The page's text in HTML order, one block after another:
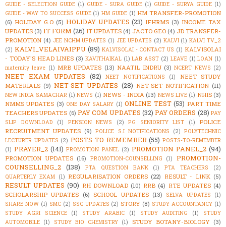
GUIDE - SELECTION GUIDE (1) GUIDE - SURA GUIDE (1) GUIDE - SURYA GUIDE (1)
GUIDE - WAY TO SUCCESS GUIDE (1) HM GUIDE (1) HM TRANSFER-PROMOTION
(6) HOLIDAY G.O (5) HOLIDAY UPDATES (23) IFHRMS (3) INCOME TAX
UPDATES (3) IT FORM (26) IT UPDATES (4) JACTO GEO (4) JD TRANSFER-
PROMOTION (4) JEE NCHM UPDATES (1) JEE UPDATES (2) KALVI (1) KALVI TV_2
(2) KALVI_VELAIVAIPPU (89) KALVISOLAI - CONTACT US (1) KALVISOLAI
- TODAY'S HEAD LINES (3) KAVITHAIKAL (1) LAB ASST (2) LEAVE (1) LOAN (1)
maternity leave (1) MRB UPDATES (13) NAATIL INDRU (3) NCERT NEWS (2)
NEET EXAM UPDATES (82) NEET NOTIFICATIONS (1)
NEET STUDY
MATERIALS (9) NET-SET UPDATES (28) NET-SET NOTIFICATION (11)
NEW INDIA SAMACHAR (1) NEWS (1) NEWS - INDIA (13) NEWS LIVE (1) NHIS (3)
NMMS UPDATES (3) ONE DAY SALARY (1) ONLINE TEST (53) PART TIME
TEACHERS UPDATES (6) PAY COM UPDATES (32) PAY ORDERS (28) PAY
SLIP DOWNLOAD
(1) PENSION NEWS (2) PG SENIORITY LIST (1)
POLICE
RECRUITMENT UPDATES (9) POLICE S.I NOTIFICATIONS (2) POLYTECHNIC
LECTURER UPDATES (2) POSTS TO REMEMBER (55) POSTS-TO-REMEMBER
(1) PRAYER_2 (141) PROMOTION PANEL (2) PROMOTION PANEL_2 (94)
PROMOTION UPDATES (16) PROMOTION-COUNSELLING (1)
PROMOTION-
COUNSELLING_2 (138) PTA QUESTION BANK (1) PTA TEACHERS
(2)
QUARTERLY EXAM (1) REGULARISATION ORDERS (22) RESULT - LINK (5)
RESULT UPDATES (90) RH DOWNLOAD (10) RRB (4) RTE UPDATES (4)
SCHOLARSHIP UPDATES (6) SCHOOL UPDATES (13) SELVA UPDATES
(1)
SHARE NOW (1) SMC (2) SSC UPDATES (2) STORY (8) STUDY ACCOUNTANCY (1)
STUDY AGRI SCIENCE
(1) STUDY ARABIC (1) STUDY AUDITING (1)
STUDY
AUTOMOBILE (1) STUDY BIO CHEMISTRY (1) STUDY BOTANY-BIOLOGY (3)